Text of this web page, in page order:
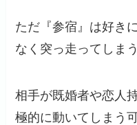
ただ『参宿』は好き
なく突っ走ってしま
相手が既婚者や恋人
極的に動いてしまう